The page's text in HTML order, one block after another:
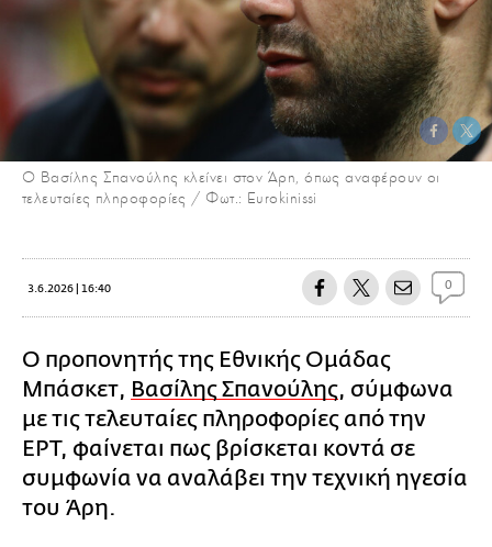
Ο Βασίλης Σπανούλης κλείνει στον Άρη, όπως αναφέρουν οι
τελευταίες πληροφορίες / Φωτ.: Eurokinissi
3.6.2026 | 16:40 0
Ο προπονητής της Εθνικής Ομάδας
Μπάσκετ, Βασίλης Σπανούλης, σύμφωνα
με τις τελευταίες πληροφορίες από την
ΕΡΤ, φαίνεται πως βρίσκεται κοντά σε
συμφωνία να αναλάβει την τεχνική ηγεσία
του Άρη.